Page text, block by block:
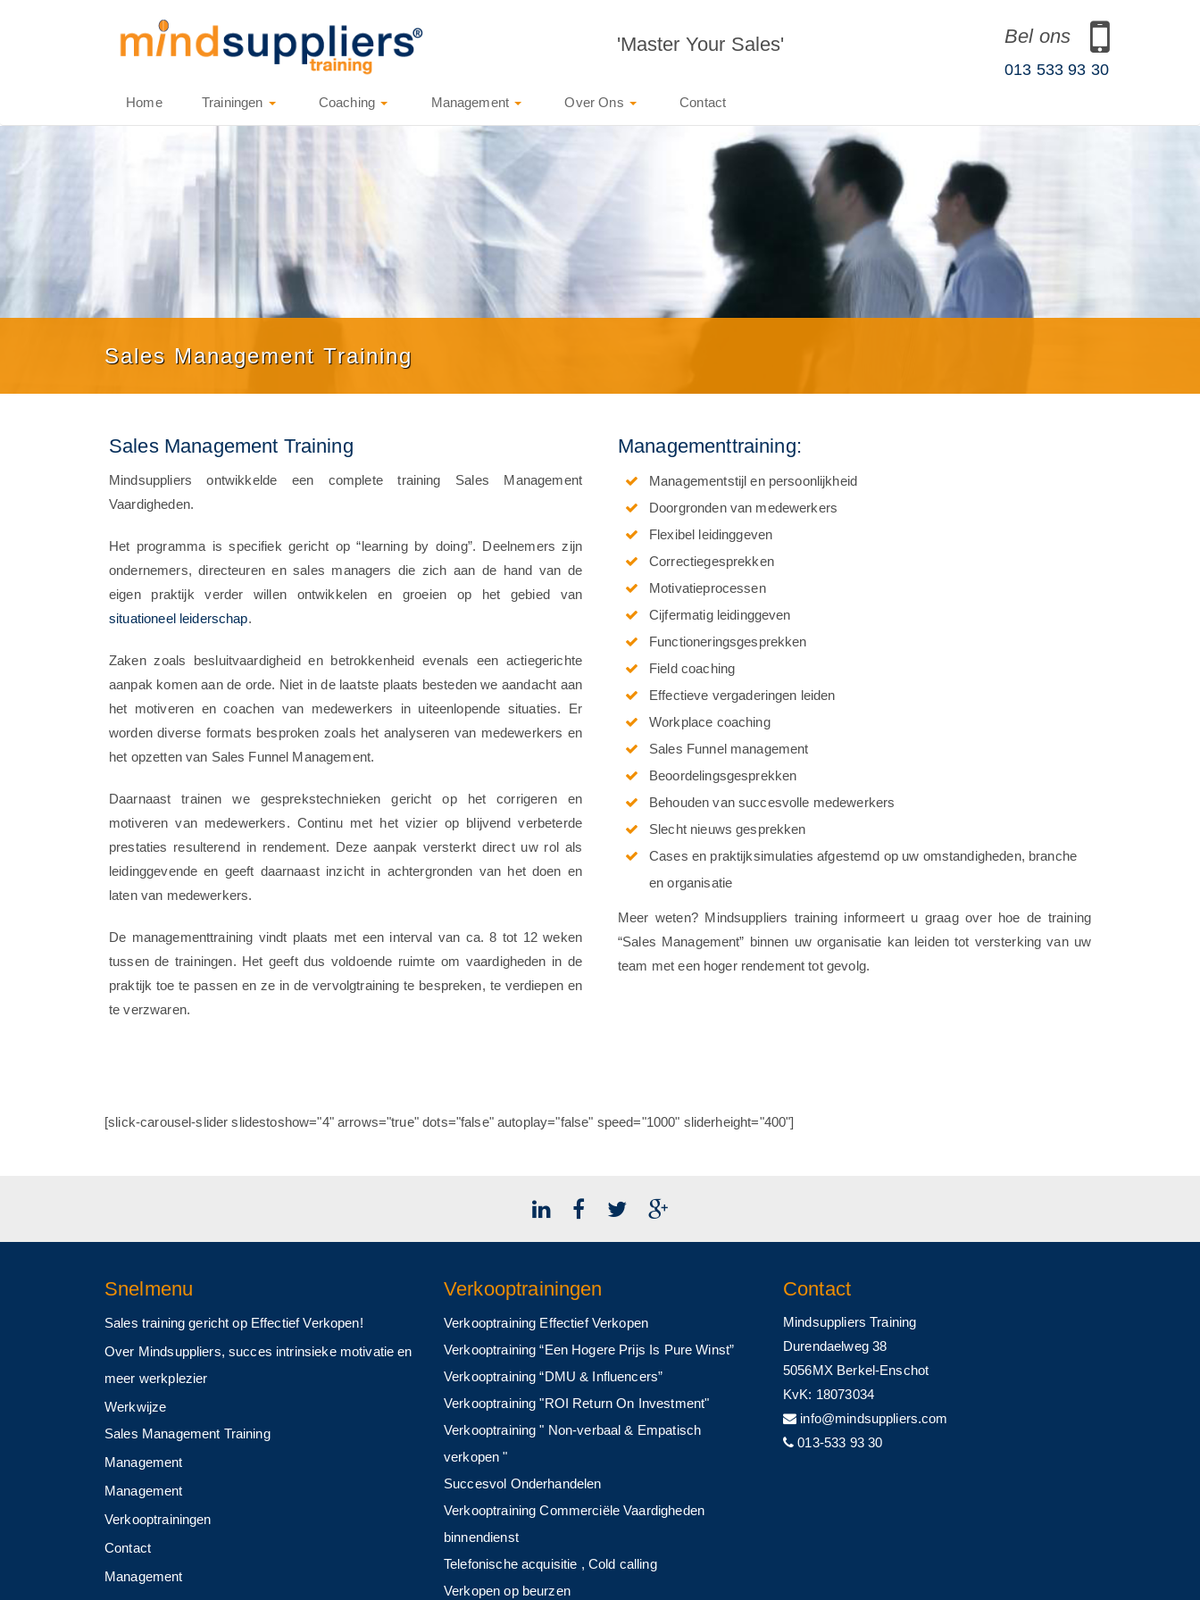
'Master Your Sales' Bel ons
013 533 93 30
Home Trainingen Coaching Management Over Ons Contact
Sales Management Training
Sales Management Training
Mindsuppliers ontwikkelde een complete training Sales Management
Vaardigheden.
Het programma is specifiek gericht op “learning by doing”. Deelnemers zijn
ondernemers, directeuren en sales managers die zich aan de hand van de
eigen praktijk verder willen ontwikkelen en groeien op het gebied van
situationeel leiderschap.
Zaken zoals besluitvaardigheid en betrokkenheid evenals een actiegerichte
aanpak komen aan de orde. Niet in de laatste plaats besteden we aandacht aan
het motiveren en coachen van medewerkers in uiteenlopende situaties. Er
worden diverse formats besproken zoals het analyseren van medewerkers en
het opzetten van Sales Funnel Management.
Daarnaast trainen we gesprekstechnieken gericht op het corrigeren en
motiveren van medewerkers. Continu met het vizier op blijvend verbeterde
prestaties resulterend in rendement. Deze aanpak versterkt direct uw rol als
leidinggevende en geeft daarnaast inzicht in achtergronden van het doen en
laten van medewerkers.
De managementtraining vindt plaats met een interval van ca. 8 tot 12 weken
tussen de trainingen. Het geeft dus voldoende ruimte om vaardigheden in de
praktijk toe te passen en ze in de vervolgtraining te bespreken, te verdiepen en
te verzwaren.
Managementtraining:
Managementstijl en persoonlijkheid
Doorgronden van medewerkers
Flexibel leidinggeven
Correctiegesprekken
Motivatieprocessen
Cijfermatig leidinggeven
Functioneringsgesprekken
Field coaching
Effectieve vergaderingen leiden
Workplace coaching
Sales Funnel management
Beoordelingsgesprekken
Behouden van succesvolle medewerkers
Slecht nieuws gesprekken
Cases en praktijksimulaties afgestemd op uw omstandigheden, branche
en organisatie
Meer weten? Mindsuppliers training informeert u graag over hoe de training
“Sales Management” binnen uw organisatie kan leiden tot versterking van uw
team met een hoger rendement tot gevolg.
[slick-carousel-slider slidestoshow="4" arrows="true" dots="false" autoplay="false" speed="1000" sliderheight="400"]
Snelmenu
Sales training gericht op Effectief Verkopen!
Over Mindsuppliers, succes intrinsieke motivatie en
meer werkplezier
Werkwijze
Sales Management Training
Management
Management
Verkooptrainingen
Contact
Management
Verkooptrainingen
Verkooptraining Effectief Verkopen
Verkooptraining “Een Hogere Prijs Is Pure Winst”
Verkooptraining “DMU & Influencers”
Verkooptraining "ROI Return On Investment"
Verkooptraining " Non-verbaal & Empatisch
verkopen "
Succesvol Onderhandelen
Verkooptraining Commerciële Vaardigheden
binnendienst
Telefonische acquisitie , Cold calling
Verkopen op beurzen
Contact
Mindsuppliers Training
Durendaelweg 38
5056MX Berkel-Enschot
KvK: 18073034
info@mindsuppliers.com
013-533 93 30